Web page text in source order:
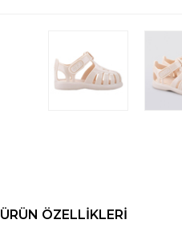
ÜRÜN ÖZELLIKLERI